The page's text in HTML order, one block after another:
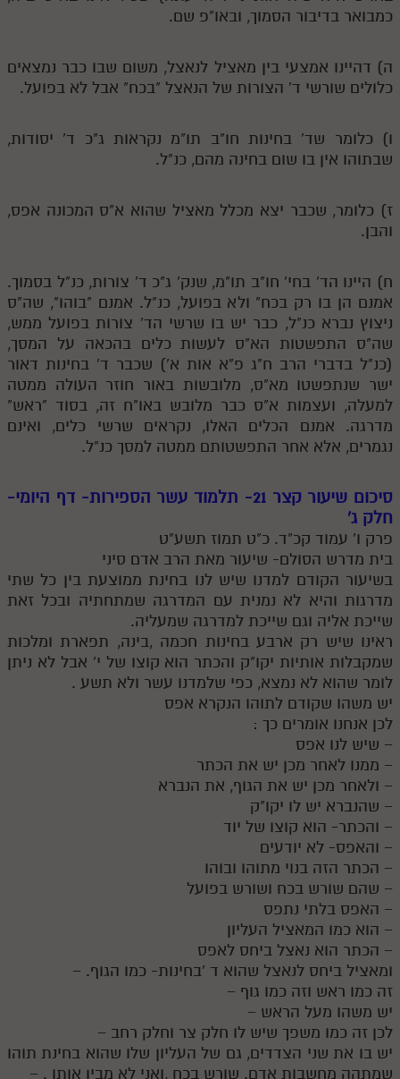
תלמוד עשר הספירות חלק יד
תלמוד עשר הספירות חלק טז
אודות האתר
בעל הסולם
לאתר ספר הרב
דף היומי בזוהר הקדוש
כמבואר בדיבור הסמוך, ובאו"פ שם.
ה) דהיינו אמצעי בין מאציל לנאצל, משום שבו כבר נמצאים
כלולים שורשי ד' הצורות של הנאצל "בכח" אבל לא בפועל.
ו) כלומר שד' בחינות חו"ב תו"מ נקראות ג"כ ד' יסודות,
שבתוהו אין בו שום בחינה מהם, כנ"ל.
ז) כלומר, שכבר יצא מכלל מאציל שהוא א"ס המכונה אפס,
והבן.
ח) היינו הד' בחי' חו"ב תו"מ, שנק' ג"כ ד' צורות, כנ"ל בסמוך.
אמנם הן בו רק בכח" ולא בפועל, כנ"ל. אמנם "בוהו", שה"ס
ניצוץ נברא כנ"ל, כבר יש בו שרשי הד' צורות בפועל ממש,
שה"ס התפשטות הא"ס לעשות כלים בהכאה על המסך,
(כנ"ל בדברי הרב ח"ג פ"א אות א') שכבר ד' בחינות דאור
ישר שנתפשטו מא"ס, מלובשות באור חוזר העולה ממטה
למעלה, ועצמות א"ס כבר מלובש באו"ח זה, בסוד "ראש"
מדרגה. אמנם הכלים האלו, נקראים שרשי כלים, ואינם
נגמרים, אלא אחר התפשטותם ממטה למסך כנ"ל.
סיכום שיעור קצר 21- תלמוד עשר הספירות- דף היומי-
חלק ג'
פרק ו' עמוד קכ"ד. כ"ט תמוז תשע"ט
בית מדרש הסולם- שיעור מאת הרב אדם סיני
בשיעור הקודם למדנו שיש לנו בחינת ממוצעת בין כל שתי
מדרגות והיא לא נמנית עם המדרגה שמתחתיה ובכל זאת
שייכת אליה וגם שייכת למדרגה שמעליה.
ראינו שיש רק ארבע בחינות חכמה ,בינה, תפארת ומלכות
שמקבלות אותיות יקו"ק והכתר הוא קוצו של י' אבל לא ניתן
לומר שהוא לא נמצא, כפי שלמדנו עשר ולא תשע .
יש משהו שקודם לתוהו הנקרא אפס
לכן אנחנו אומרים כך :
− שיש לנו אפס
− ממנו לאחר מכן יש את הכתר
− ולאחר מכן יש את הגוף, את הנברא
− שהנברא יש לו יקו"ק
− והכתר- הוא קוצו של יוד
− והאפס- לא יודעים
− הכתר הזה בנוי מתוהו ובוהו
− שהם שורש בכח ושורש בפועל
− האפס בלתי נתפס
− הוא כמו המאציל העליון
− הכתר הוא נאצל ביחס לאפס
ומאציל ביחס לנאצל שהוא ד 'בחינות- כמו הגוף. −
זה כמו ראש וזה כמו גוף −
יש משהו מעל הראש −
לכן זה כמו משפך שיש לו חלק צר וחלק רחב −
יש בו את שני הצדדים, גם של העליון שלו שהוא בחינת תוהו
שמתהה מחשבות אדם. שורש בכח ,ואני לא מבין אותו . −